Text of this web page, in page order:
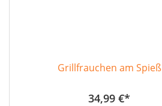
Grillfrauchen am Spieß
34,99 €